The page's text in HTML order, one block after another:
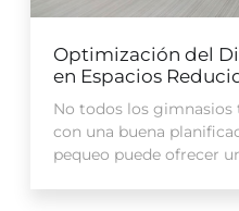
Optimización del
en Espacios
No todos los gimnasios
con una buena
pequeo puede ofrecer